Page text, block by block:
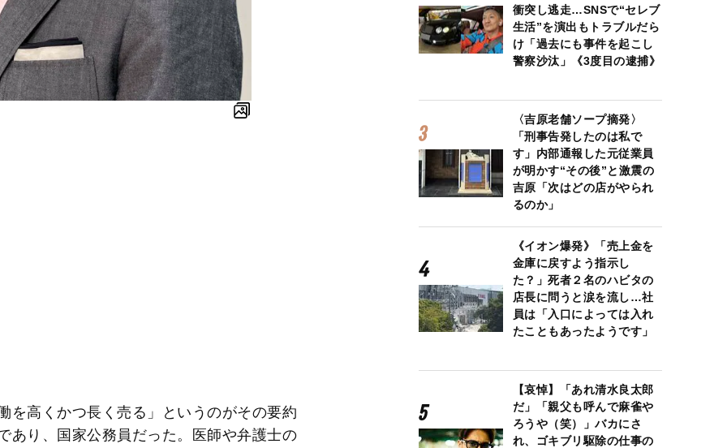
を高くかつ長く売る」というのがその要約
あり、国家公務員だった。医師や弁護士の
衝突し逃走…SNSで“セレブ
生活”を演出もトラブルだら
け「過去にも事件を起こし
警察沙汰」《3度目の逮捕》
〈吉原老舗ソープ摘発〉
「刑事告発したのは私で
す」内部通報した元従業員
が明かす“その後”と激震の
吉原「次はどの店がやられ
るのか」
《イオン爆発》「売上金を
金庫に戻すよう指示し
た？」死者２名のハビタの
店長に問うと涙を流し…社
員は「入口によっては入れ
たこともあったようです」
【哀悼】「あれ清水良太郎
だ」「親父も呼んで麻雀や
ろうや（笑）」バカにさ
れ、ゴキブリ駆除の仕事の